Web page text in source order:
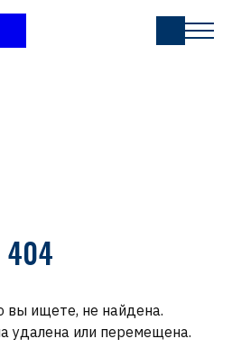
404
вы ищете, не найдена.
удалена или перемещена.